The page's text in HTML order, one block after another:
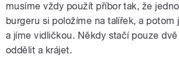
musíme vždy použít příbor tak, že
burgeru si položíme na talířek, a potom
a jíme vidličkou. Někdy stačí pouze
oddělit a krájet.